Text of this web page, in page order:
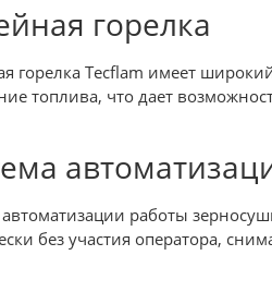
горелка
горелка Tecflam имеет
топлива, что дает
работы
без участия оператора,